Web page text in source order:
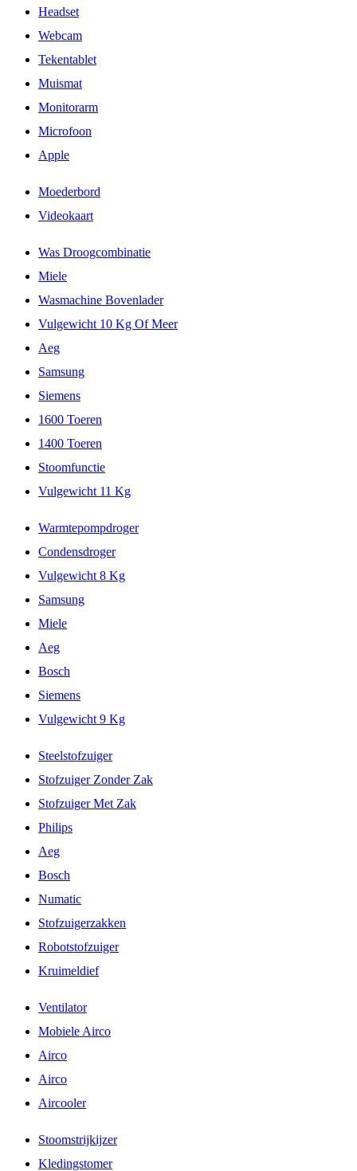
Headset
Webcam
Tekentablet
Muismat
Monitorarm
Microfoon
Apple
Moederbord
Videokaart
Was Droogcombinatie
Miele
Wasmachine Bovenlader
Vulgewicht 10 Kg Of Meer
Aeg
Samsung
Siemens
1600 Toeren
1400 Toeren
Stoomfunctie
Vulgewicht 11 Kg
Warmtepompdroger
Condensdroger
Vulgewicht 8 Kg
Samsung
Miele
Aeg
Bosch
Siemens
Vulgewicht 9 Kg
Steelstofzuiger
Stofzuiger Zonder Zak
Stofzuiger Met Zak
Philips
Aeg
Bosch
Numatic
Stofzuigerzakken
Robotstofzuiger
Kruimeldief
Ventilator
Mobiele Airco
Airco
Airco
Aircooler
Stoomstrijkijzer
Kledingstomer